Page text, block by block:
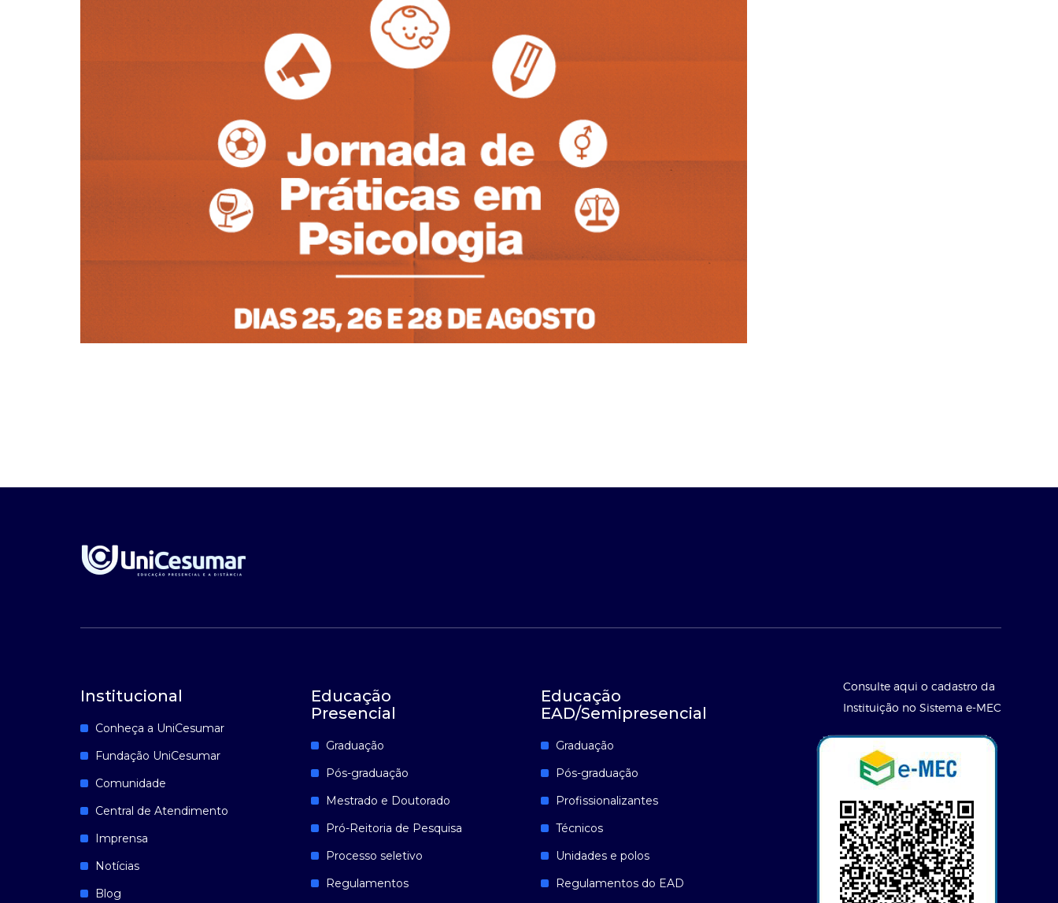
Institucional
Conheça a UniCesumar
Fundação UniCesumar
Comunidade
Central de Atendimento
Imprensa
Notícias
Blog
Educação
Presencial
Graduação
Pós-graduação
Mestrado e Doutorado
Pró-Reitoria de Pesquisa
Processo seletivo
Regulamentos
Educação
EAD/Semipresencial
Graduação
Pós-graduação
Profissionalizantes
Técnicos
Unidades e polos
Regulamentos do EAD
Consulte aqui o cadastro da
Instituição no Sistema e-MEC